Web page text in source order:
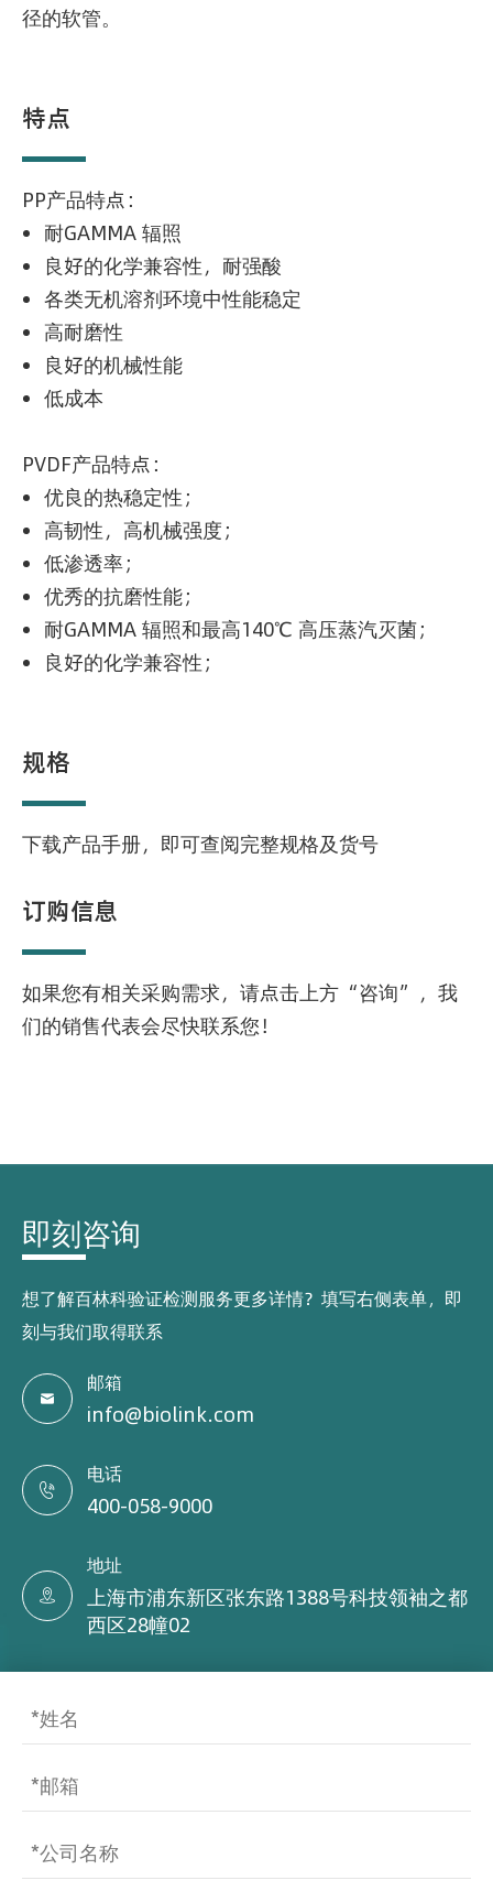
径的软管。
特点
PP产品特点：
耐GAMMA 辐照
良好的化学兼容性，耐强酸
各类无机溶剂环境中性能稳定
高耐磨性
良好的机械性能
低成本
PVDF产品特点：
优良的热稳定性；
高韧性，高机械强度；
低渗透率；
优秀的抗磨性能；
耐GAMMA 辐照和最高140℃ 高压蒸汽灭菌；
良好的化学兼容性；
规格
下载产品手册，即可查阅完整规格及货号
订购信息
如果您有相关采购需求，请点击上方“咨询”，我
们的销售代表会尽快联系您！
即刻咨询
想了解百林科验证检测服务更多详情？填写右侧表单，即
刻与我们取得联系

邮箱
info@biolink.com

电话
400-058-9000

地址
上海市浦东新区张东路1388号科技领袖之都
西区28幢02